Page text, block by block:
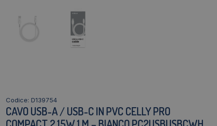
Codice: D139754
CAVO USB-A / USB-C IN PVC CELLY PRO